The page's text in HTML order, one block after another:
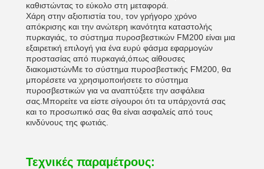
καθιστώντας το εύκολο στη μεταφορά.
Χάρη στην αξιοπιστία του, τον γρήγορο χρόνο
απόκρισης και την ανώτερη ικανότητα καταστολής
πυρκαγιάς, το σύστημα πυροσβεστικών FM200 είναι μια
εξαιρετική επιλογή για ένα ευρύ φάσμα εφαρμογών
προστασίας από πυρκαγιά,όπως αίθουσες
διακομιστώνΜε το σύστημα πυροσβεστικής FM200, θα
μπορέσετε να χρησιμοποιήσετε το σύστημα
πυροσβεστικών για να αναπτύξετε την ασφάλεια
σας.Μπορείτε να είστε σίγουροι ότι τα υπάρχοντά σας
και το προσωπικό σας θα είναι ασφαλείς από τους
κινδύνους της φωτιάς.
Τεχνικές παραμέτρους: